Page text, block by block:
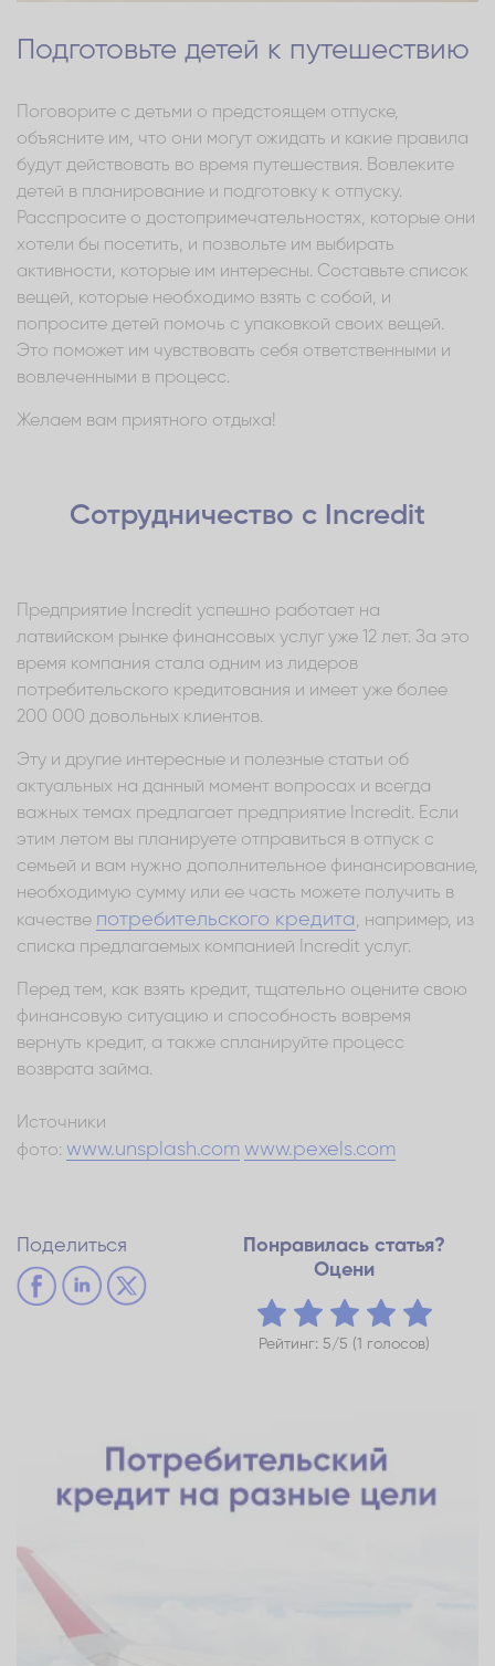
Подготовьте детей к путешествию
Поговорите с детьми о предстоящем отпуске,
объясните им, что они могут ожидать и какие правила
будут действовать во время путешествия. Вовлеките
детей в планирование и подготовку к отпуску.
Расспросите о достопримечательностях, которые они
хотели бы посетить, и позвольте им выбирать
активности, которые им интересны. Составьте список
вещей, которые необходимо взять с собой, и
попросите детей помочь с упаковкой своих вещей.
Это поможет им чувствовать себя ответственными и
вовлеченными в процесс.
Желаем вам приятного отдыха!
Сотрудничество с Incredit
Предприятие Incredit успешно работает на
латвийском рынке финансовых услуг уже 12 лет. За это
время компания стала одним из лидеров
потребительского кредитования и имеет уже более
200 000 довольных клиентов.
Эту и другие интересные и полезные статьи об
актуальных на данный момент вопросах и всегда
важных темах предлагает предприятие Incredit. Если
этим летом вы планируете отправиться в отпуск с
семьей и вам нужно дополнительное финансирование,
необходимую сумму или ее часть можете получить в
качестве потребительского кредита, например, из
списка предлагаемых компанией Incredit услуг.
Перед тем, как взять кредит, тщательно оцените свою
финансовую ситуацию и способность вовремя
вернуть кредит, а также спланируйте процесс
возврата займа.
Источники
фото: www.unsplash.com www.pexels.com
Поделиться
Понравилась статья?
Оцени
Рейтинг: 5/5 (1 голосов)